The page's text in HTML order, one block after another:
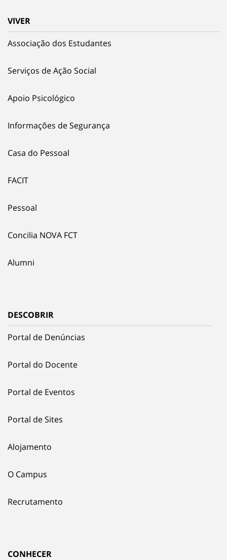
VIVER
Associação dos Estudantes
Serviços de Ação Social
Apoio Psicológico
Informações de Segurança
Casa do Pessoal
FACIT
Pessoal
Concilia NOVA FCT
Alumni
DESCOBRIR
Portal de Denúncias
Portal do Docente
Portal de Eventos
Portal de Sites
Alojamento
O Campus
Recrutamento
CONHECER